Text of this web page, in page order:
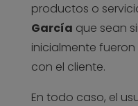
productos o
García que sean
inicialmente
con el cliente.
En todo caso, el